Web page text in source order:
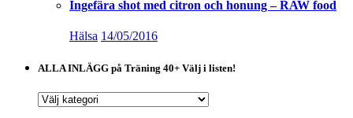
Ingefära shot med citron och honung – RAW food
Hälsa 14/05/2016
ALLA INLÄGG på Träning 40+ Välj i listen!
ALLA